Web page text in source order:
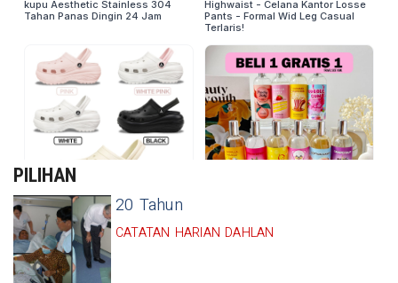
PILIHAN
20 Tahun
CATATAN HARIAN DAHLAN